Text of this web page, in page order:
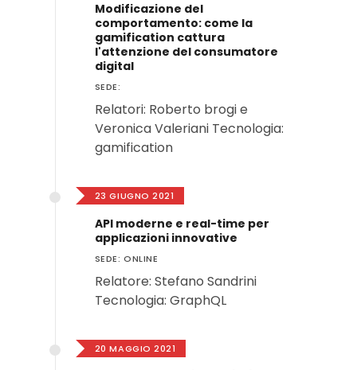
Modificazione del
comportamento: come la
gamification cattura
l'attenzione del consumatore
digital
SEDE:
Relatori: Roberto brogi e
Veronica Valeriani Tecnologia:
gamification
23 GIUGNO 2021
API moderne e real-time per
applicazioni innovative
SEDE: ONLINE
Relatore: Stefano Sandrini
Tecnologia: GraphQL
20 MAGGIO 2021